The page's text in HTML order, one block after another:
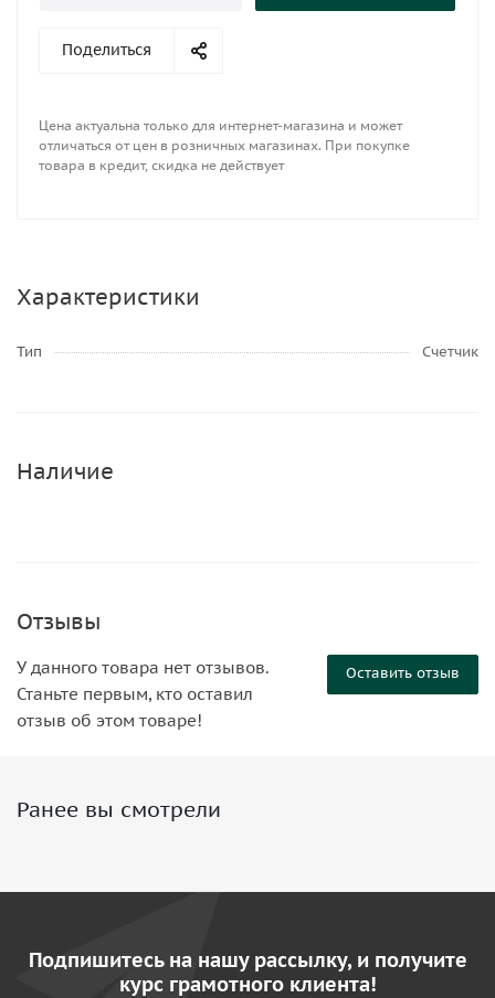
Поделиться
Цена актуальна только для интернет-магазина и может
отличаться от цен в розничных магазинах. При покупке
товара в кредит, скидка не действует
Характеристики
Тип Счетчик
Наличие
Отзывы
Оставить отзыв
У данного товара нет отзывов.
Станьте первым, кто оставил
отзыв об этом товаре!
Ранее вы смотрели
Подпишитесь на нашу рассылку, и получите
курс грамотного клиента!